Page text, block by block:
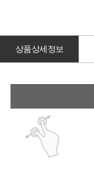
상품상세정보